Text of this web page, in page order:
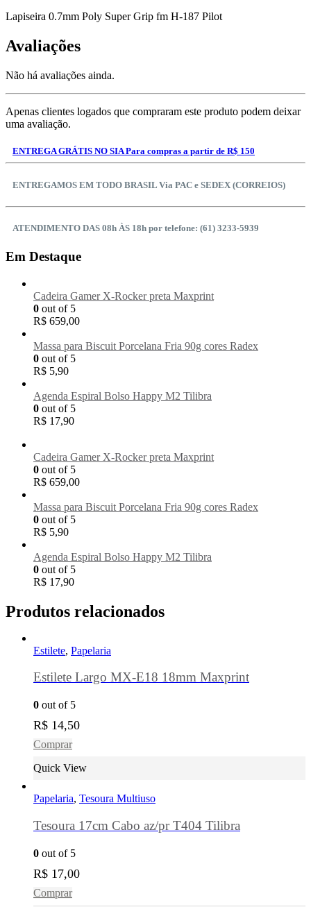
Lapiseira 0.7mm Poly Super Grip fm H-187 Pilot
Avaliações
Não há avaliações ainda.
Apenas clientes logados que compraram este produto podem deixar
uma avaliação.
ENTREGA GRÁTIS NO SIA Para compras a partir de R$ 150
ENTREGAMOS EM TODO BRASIL Via PAC e SEDEX (CORREIOS)
ATENDIMENTO DAS 08h ÀS 18h por telefone: (61) 3233-5939
Em Destaque
Cadeira Gamer X-Rocker preta Maxprint
0 out of 5
R$ 659,00
Massa para Biscuit Porcelana Fria 90g cores Radex
0 out of 5
R$ 5,90
Agenda Espiral Bolso Happy M2 Tilibra
0 out of 5
R$ 17,90
Cadeira Gamer X-Rocker preta Maxprint
0 out of 5
R$ 659,00
Massa para Biscuit Porcelana Fria 90g cores Radex
0 out of 5
R$ 5,90
Agenda Espiral Bolso Happy M2 Tilibra
0 out of 5
R$ 17,90
Produtos relacionados
Estilete, Papelaria
Estilete Largo MX-E18 18mm Maxprint
0 out of 5
R$ 14,50
Comprar
Quick View
Papelaria, Tesoura Multiuso
Tesoura 17cm Cabo az/pr T404 Tilibra
0 out of 5
R$ 17,00
Comprar